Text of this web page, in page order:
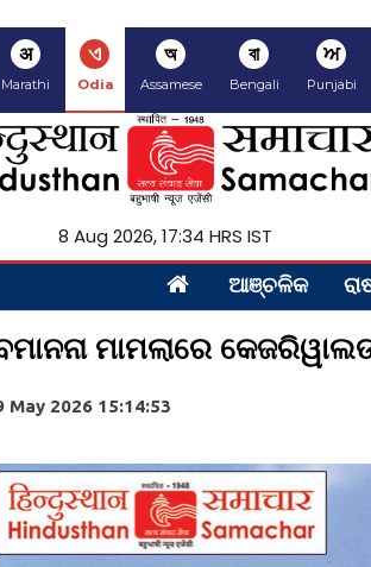
अ
Marathi
ଏ
Odia
অ
Assamese
বা
Bengali
ਅ
Punjabi
8 Aug 2026, 17:35 HRS IST
ଆଞ୍ଚଳିକ
ମାମଲାରେ
May 2026 15:14:53